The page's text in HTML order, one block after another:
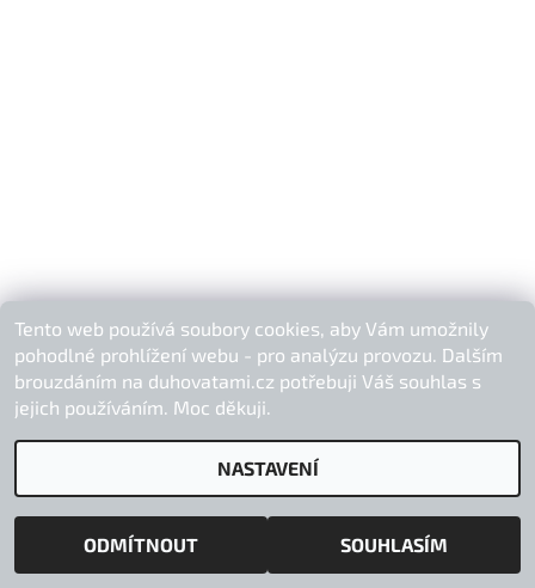
2026 © Duhová Tami, všechna práva vyhrazena
Vytvořil Shoptet
Tento web používá soubory cookies, aby Vám umožnily
pohodlné prohlížení webu - pro analýzu provozu. Dalším
brouzdáním na duhovatami.cz potřebuji Váš souhlas s
jejich používáním. Moc děkuji.
NASTAVENÍ
ODMÍTNOUT SOUHLASÍM